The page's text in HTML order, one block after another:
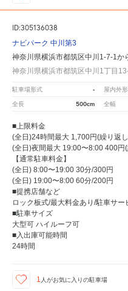
ID:305136038
ナビパーク 中川第3
神奈川県横浜市都筑区中川1-7-1か
神奈川県横浜市都筑区中川1丁目
駐車場形式 - 屋内外
全長 500cm 全幅
■上限料金
(全日)24時間最大 1,700円(繰り返
(全日)夜間最大 19:00〜8:00 400円
【通常駐車料金】
(全日) 8:00〜19:00 30分/300円
(全日) 19:00〜8:00 60分/200円
■提携店舗など
ロック板式/最大料金あり/駐車サー
■駐車サイズ
大型可 ハイルーフ可
■入出庫可能時間
24時間
1 人がお気に入りの駐車場